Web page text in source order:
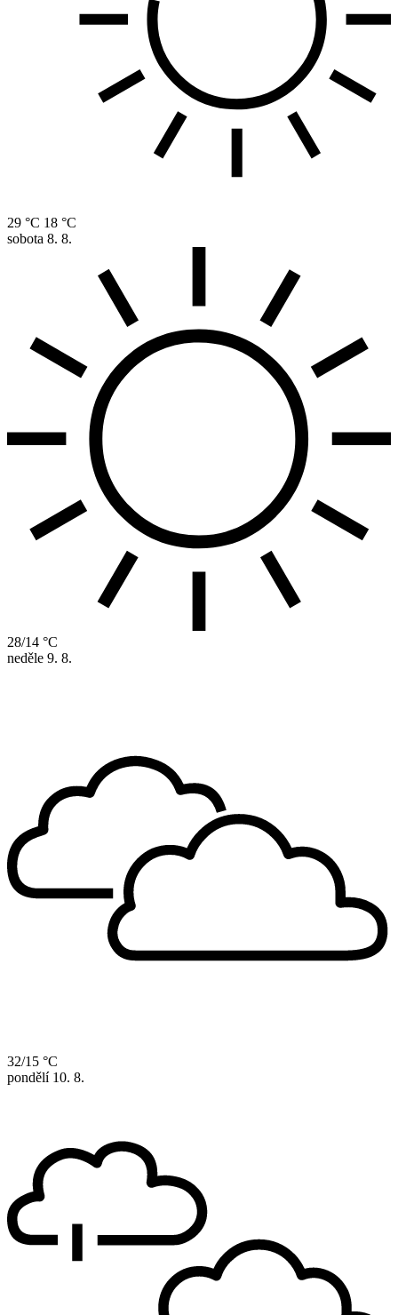
29 °C 18 °C
sobota 8. 8.
28/14 °C
neděle 9. 8.
32/15 °C
pondělí 10. 8.